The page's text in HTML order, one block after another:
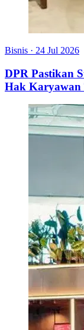
Bisnis · 24 Jul 2026
DPR Pastikan
Hak Karyawan